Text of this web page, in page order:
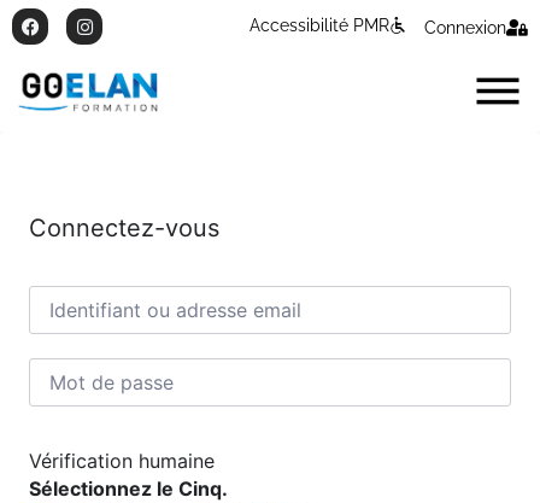
Accessibilité PMR Connexion
Connectez-vous
Vérification humaine
Sélectionnez le Cinq.